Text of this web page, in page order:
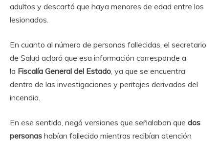
adultos y descartó que haya menores de edad entre los
lesionados.
En cuanto al número de personas fallecidas, el secretario
de Salud aclaró que esa información corresponde a
la Fiscalía General del Estado , ya que se encuentra
dentro de las investigaciones y peritajes derivados del
incendio.
En ese sentido, negó versiones que señalaban que dos
personas habían fallecido mientras recibían atención